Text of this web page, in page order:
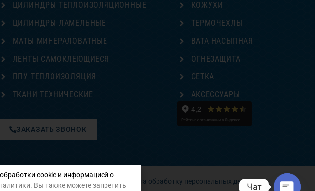
ЦИЛИНДРЫ ТЕПЛОИЗОЛЯЦИОННЫЕ
ЦИЛИНДРЫ ЛАМЕЛЬНЫЕ
МАТЫ МИНЕРАЛОВАТНЫЕ
ЛЕНТЫ САМОКЛЕЮЩИЕСЯ
ППУ ТЕПЛОИЗОЛЯЦИЯ
ТКАНИ ТЕХНИЧЕСКИЕ
ЗАКАЗАТЬ ЗВОНОК
КОЖУХИ
ТЕРМОЧЕХЛЫ
ВАТА НАСЫПНАЯ
ОГНЕЗАЩИТА
СЕТКА
АКСЕССУАРЫ
Согласие на обработку персональных данных
Чат
cookie и информацией о
Вы также можете запретить